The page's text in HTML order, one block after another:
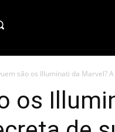
são os Illuminati da Marvel?
os